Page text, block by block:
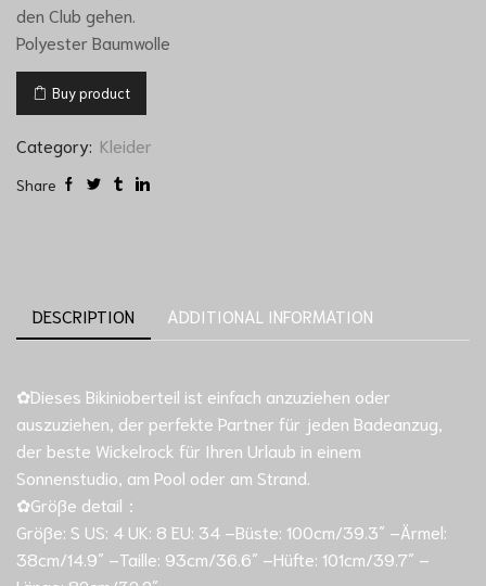
den Club gehen.
Polyester Baumwolle
Buy product
Category: Kleider
Share
DESCRIPTION ADDITIONAL INFORMATION
✿Dieses Bikinioberteil ist einfach anzuziehen oder
auszuziehen, der perfekte Partner für jeden Badeanzug,
der beste Wickelrock für Ihren Urlaub in einem
Sonnenstudio, am Pool oder am Strand.
✿Größe detail：
Größe: S US: 4 UK: 8 EU: 34 –Büste: 100cm/39.3″ –Ärmel:
38cm/14.9″ –Taille: 93cm/36.6″ –Hüfte: 101cm/39.7″ –